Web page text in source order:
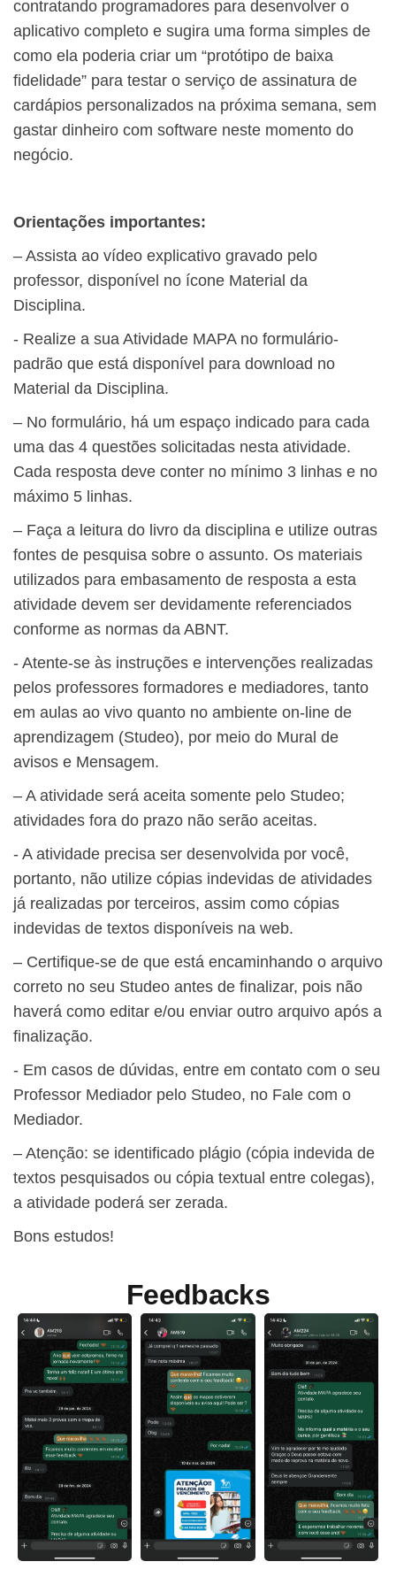
contratando programadores para desenvolver o
aplicativo completo e sugira uma forma simples de
como ela poderia criar um “protótipo de baixa
fidelidade” para testar o serviço de assinatura de
cardápios personalizados na próxima semana, sem
gastar dinheiro com software neste momento do
negócio.
Orientações importantes:
– Assista ao vídeo explicativo gravado pelo
professor, disponível no ícone Material da
Disciplina.
​- Realize a sua Atividade MAPA no formulário-
padrão que está disponível para download no
Material da Disciplina.
– No formulário, há um espaço indicado para cada
uma das 4 questões solicitadas nesta atividade.
Cada resposta deve conter no mínimo 3 linhas e no
máximo 5 linhas.
– Faça a leitura do livro da disciplina e utilize outras
fontes de pesquisa sobre o assunto. Os materiais
utilizados para embasamento de resposta a esta
atividade devem ser devidamente referenciados
conforme as normas da ABNT.
​- Atente-se às instruções e intervenções realizadas
pelos professores formadores e mediadores, tanto
em aulas ao vivo quanto no ambiente on-line de
aprendizagem (Studeo), por meio do Mural de
avisos e Mensagem.
– A atividade será aceita somente pelo Studeo;
atividades fora do prazo não serão aceitas.
​- A atividade precisa ser desenvolvida por você,
portanto, não utilize cópias indevidas de atividades
já realizadas por terceiros, assim como cópias
indevidas de textos disponíveis na web.
– Certifique-se de que está encaminhando o arquivo
correto no seu Studeo antes de finalizar, pois não
haverá como editar e/ou enviar outro arquivo após a
finalização.
​- Em casos de dúvidas, entre em contato com o seu
Professor Mediador pelo Studeo, no Fale com o
Mediador.
– Atenção: se identificado plágio (cópia indevida de
textos pesquisados ou cópia textual entre colegas),
a atividade poderá ser zerada.
Bons estudos!
Feedbacks